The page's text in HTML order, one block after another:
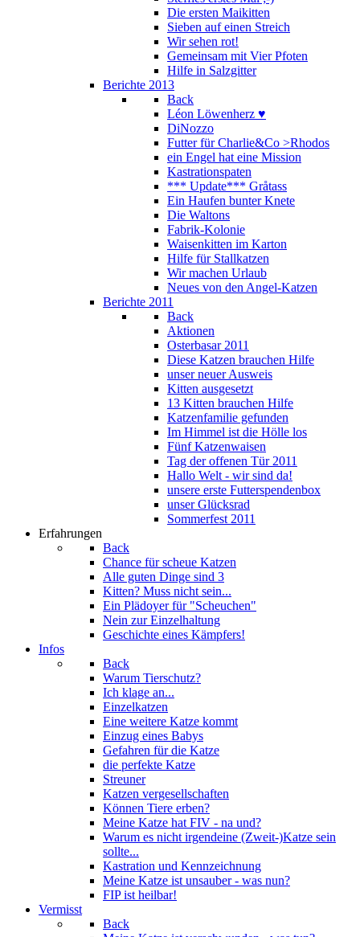
Die ersten Maikitten
Sieben auf einen Streich
Wir sehen rot!
Gemeinsam mit Vier Pfoten
Hilfe in Salzgitter
Berichte 2013
Back
Léon Löwenherz ♥
DiNozzo
Futter für Charlie&Co >Rhodos
ein Engel hat eine Mission
Kastrationspaten
*** Update*** Gråtass
Ein Haufen bunter Knete
Die Waltons
Fabrik-Kolonie
Waisenkitten im Karton
Hilfe für Stallkatzen
Wir machen Urlaub
Neues von den Angel-Katzen
Berichte 2011
Back
Aktionen
Osterbasar 2011
Diese Katzen brauchen Hilfe
unser neuer Ausweis
Kitten ausgesetzt
13 Kitten brauchen Hilfe
Katzenfamilie gefunden
Im Himmel ist die Hölle los
Fünf Katzenwaisen
Tag der offenen Tür 2011
Hallo Welt - wir sind da!
unsere erste Futterspendenbox
unser Glücksrad
Sommerfest 2011
Erfahrungen
Back
Chance für scheue Katzen
Alle guten Dinge sind 3
Kitten? Muss nicht sein...
Ein Plädoyer für "Scheuchen"
Nein zur Einzelhaltung
Geschichte eines Kämpfers!
Infos
Back
Warum Tierschutz?
Ich klage an...
Einzelkatzen
Eine weitere Katze kommt
Einzug eines Babys
Gefahren für die Katze
die perfekte Katze
Streuner
Katzen vergesellschaften
Können Tiere erben?
Meine Katze hat FIV - na und?
Warum es nicht irgendeine (Zweit-)Katze sein
sollte...
Kastration und Kennzeichnung
Meine Katze ist unsauber - was nun?
FIP ist heilbar!
Vermisst
Back